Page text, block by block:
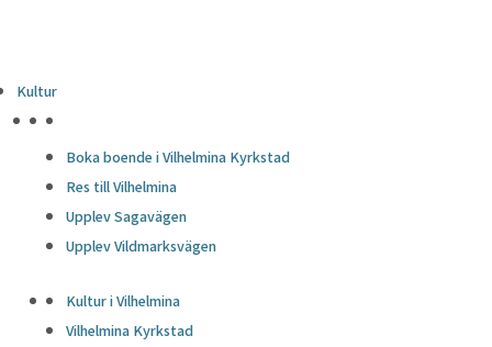
Kultur
Boka boende i Vilhelmina Kyrkstad
Res till Vilhelmina
Upplev Sagavägen
Upplev Vildmarksvägen
Kultur i Vilhelmina
Vilhelmina Kyrkstad